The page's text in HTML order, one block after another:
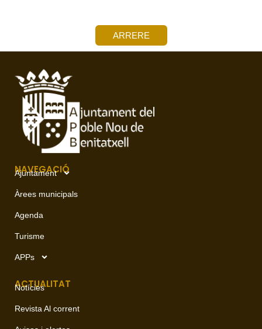
ARRERE
NAVEGACIÓ
Ajuntament
Àrees municipals
Agenda
Turisme
APPs
ACTUALITAT
Notícies
Revista Al corrent